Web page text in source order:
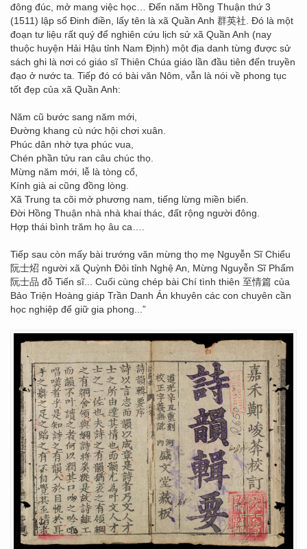
đông đúc, mở mang việc học… Đến năm Hồng Thuận thứ 3
(1511) lập sổ Đinh điền, lấy tên là xã Quần Anh 群英社. Đó là một
đoạn tư liệu rất quý để nghiên cứu lịch sử xã Quần Anh (nay
thuộc huyện Hải Hậu tỉnh Nam Định) một địa danh từng được sử
sách ghi là nơi có giáo sĩ Thiên Chúa giáo lần đầu tiên đến truyền
đạo ở nước ta. Tiếp đó có bài văn Nôm, vẫn là nói về phong tục
tốt đẹp của xã Quần Anh:
Năm cũ bước sang năm mới,
Đường khang cù nức hội chơi xuân.
Phúc dân nhờ tựa phúc vua,
Chén phần tửu ran câu chúc thọ.
Mừng năm mới, lễ là tòng cổ,
Kính già ai cũng đồng lòng.
Xã Trung ta cõi mở phương nam, tiếng lừng miền biển.
Đời Hồng Thuận nhà nhà khai thác, đất rộng người đông.
Hợp thái bình trăm họ âu ca….
Tiếp sau còn mấy bài trướng văn mừng thọ mẹ Nguyễn Sĩ Chiểu
阮士炤 người xã Quỳnh Đôi tỉnh Nghệ An, Mừng Nguyễn Sĩ Phẩm
阮士品 đỗ Tiến sĩ... Cuối cùng chép bài Chí tình thiên 至情篇 của
Bảo Triện Hoàng giáp Trần Danh Án khuyên các con chuyên cần
học nghiệp để giữ gia phong...”